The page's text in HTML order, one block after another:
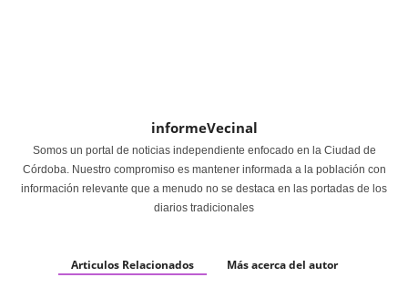
informeVecinal
Somos un portal de noticias independiente enfocado en la Ciudad de
Córdoba. Nuestro compromiso es mantener informada a la población con
información relevante que a menudo no se destaca en las portadas de los
diarios tradicionales
Articulos Relacionados Más acerca del autor